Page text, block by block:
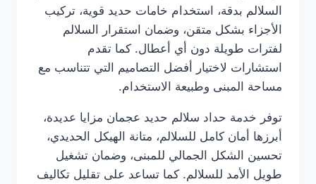
السلالم بدقة، استخدام خامات حديد قوية، تركيب
الأجزاء بشكل متقن، وضمان استقرار السلالم
لفترات طويلة دون أي أعطال. كما تقدم
استشارات لاختيار أفضل التصاميم التي تتناسب مع
مساحة المبنى وطبيعة الاستخدام.
توفر خدمة حداد سلالم حديد عجمان مزايا عديدة،
أبرزها أمان كامل للسلالم، متانة الهيكل الحديدي،
تحسين الشكل الجمالي للمبنى، وضمان تشغيل
طويل الأمد للسلالم. كما تساعد على تقليل تكاليف